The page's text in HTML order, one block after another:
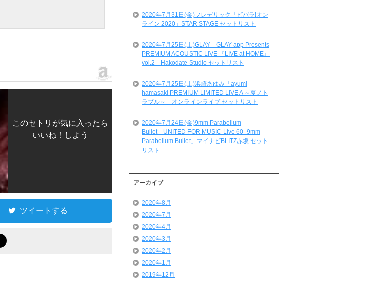
このセトリが気に入ったら
いいね！しよう
ツイートする
2020年7月31日(金)フレデリック「ビバラ!オン
ライン 2020」STAR STAGE セットリスト
2020年7月25日(土)GLAY「GLAY app Presents
PREMIUM ACOUSTIC LIVE 『LIVE at HOME』
vol.2」Hakodate Studio セットリスト
2020年7月25日(土)浜崎あゆみ「ayumi
hamasaki PREMIUM LIMITED LIVE A ～夏ノト
ラブル～」オンラインライブ セットリスト
2020年7月24日(金)9mm Parabellum
Bullet「UNITED FOR MUSIC-Live 60- 9mm
Parabellum Bullet」マイナビBLITZ赤坂 セット
リスト
アーカイブ
2020年8月
2020年7月
2020年4月
2020年3月
2020年2月
2020年1月
2019年12月